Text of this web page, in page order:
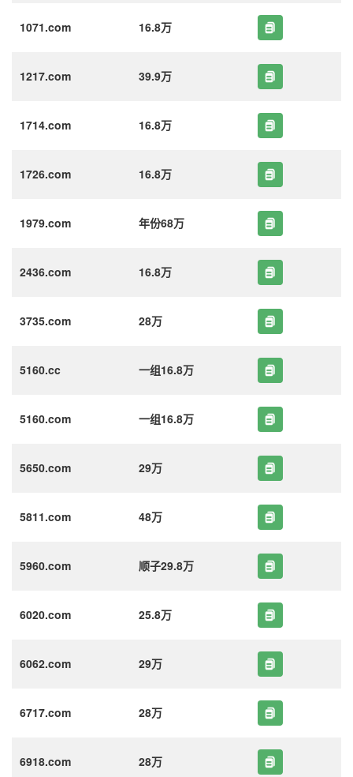
1071.com 16.8万
1217.com 39.9万
1714.com 16.8万
1726.com 16.8万
1979.com 年份68万
2436.com 16.8万
3735.com 28万
5160.cc 一组16.8万
5160.com 一组16.8万
5650.com 29万
5811.com 48万
5960.com 顺子29.8万
6020.com 25.8万
6062.com 29万
6717.com 28万
6918.com 28万